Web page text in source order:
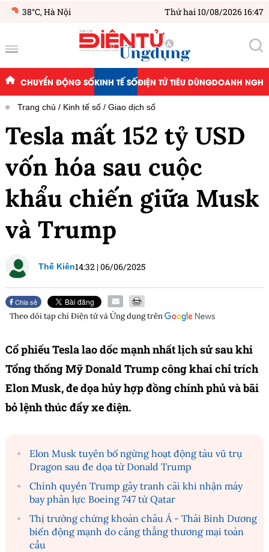
38°C,Hà Nội Thứ hai 10/08/2026 16:47
CHUYỂN ĐỘNG SỐKINH TẾ SỐĐIỆN TỬ TIÊU DÙNGDOANH
Trang chủ Kinh tế số Giao dịch số
Tesla mất 152 tỷ USD
vốn hóa sau cuộc
khẩu chiến giữa Musk
và Trump
Thế Kiên14:32 |06/06/2025
Chia sẻ
Theo dõi tạp chíĐiện tử và Ứng dụngtrên
Cổ phiếu Tesla lao dốc mạnh nhất lịch sử sau khi
Tổng thống Mỹ Donald Trump công khai chỉ trích
Elon Musk, đe dọa hủy hợp đồng chính phủ và bãi
bỏ lệnh thúc đẩy xe điện.
Elon Musk tuyên bố ngừng hoạt động tàu vũ trụ
Dragon sau đe dọa từ Donald Trump
Chính quyền Trump gây tranh cãi khi nhận máy
bay phản lực Boeing 747 từ Qatar
Thị trường chứng khoán châu Á - Thái Bình Dương
biến động mạnh do căng thẳng thương mại toàn
cầu